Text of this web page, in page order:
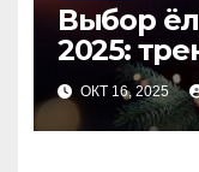
Выбор
2025:
ОКТ 16, 2025